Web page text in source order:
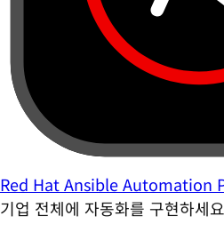
Red Hat Ansible Automation
기업 전체에 자동화를 구현하세